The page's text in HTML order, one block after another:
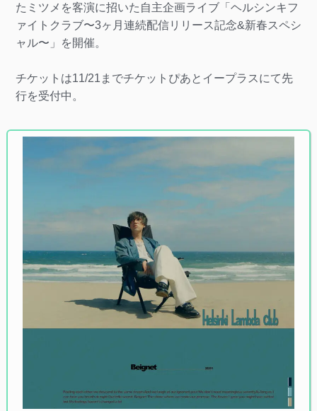
たミツメを客演に招いた自主企画ライブ「ヘルシンキフ
ァイトクラブ〜3ヶ月連続配信リリース記念&新春スペシ
ャル〜」を開催。
チケットは11/21までチケットぴあとイープラスにて先
行を受付中。